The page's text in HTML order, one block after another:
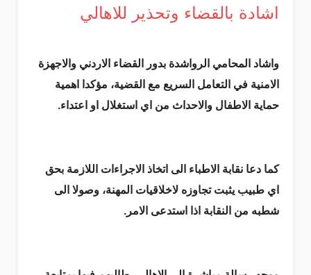
اشادة بالقضاء وتحذير للاهالي
واشاد المحامي الرواشدة بدور القضاء الاردني والاجهزة
الامنية في التعامل السريع مع القضية، مؤكدا اهمية
حماية الاطفال والاحداث من اي استغلال او اعتداء.
كما دعا نقابة الاطباء الى اتخاذ الاجراءات اللازمة بحق
اي طبيب يثبت تجاوزه لاخلاقيات المهنة، وصولا الى
شطبه من النقابة اذا استدعى الامر.